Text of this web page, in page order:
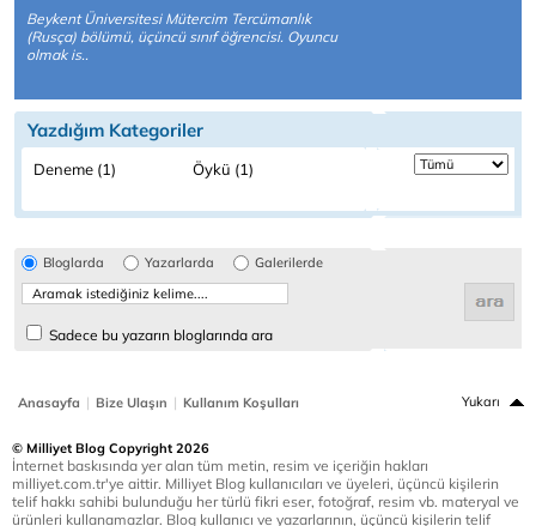
Beykent Üniversitesi Mütercim Tercümanlık
(Rusça) bölümü, üçüncü sınıf öğrencisi. Oyuncu
olmak is..
Yazdığım Kategoriler
Deneme (1) Öykü (1)
Bloglarda Yazarlarda Galerilerde
Sadece bu yazarın bloglarında ara
Anasayfa | Bize Ulaşın | Kullanım Koşulları Yukarı
© Milliyet Blog Copyright 2026
İnternet baskısında yer alan tüm metin, resim ve içeriğin hakları
milliyet.com.tr'ye aittir. Milliyet Blog kullanıcıları ve üyeleri, üçüncü kişilerin
telif hakkı sahibi bulunduğu her türlü fikri eser, fotoğraf, resim vb. materyal ve
ürünleri kullanamazlar. Blog kullanıcı ve yazarlarının, üçüncü kişilerin telif